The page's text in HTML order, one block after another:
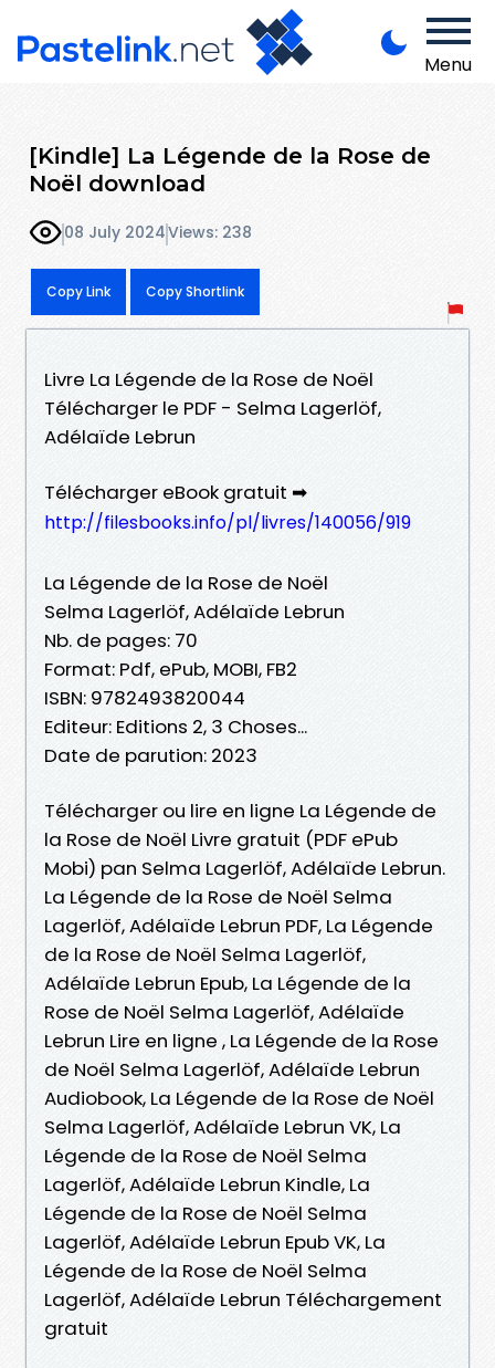
Menu
[Kindle] La Légende de la Rose de
Noël download
08 July 2024Views: 238
Copy Link Copy Shortlink
Livre La Légende de la Rose de Noël
Télécharger le PDF - Selma Lagerlöf,
Adélaïde Lebrun
Télécharger eBook gratuit ➡
http://filesbooks.info/pl/livres/140056/919
La Légende de la Rose de Noël
Selma Lagerlöf, Adélaïde Lebrun
Nb. de pages: 70
Format: Pdf, ePub, MOBI, FB2
ISBN: 9782493820044
Editeur: Editions 2, 3 Choses...
Date de parution: 2023
Télécharger ou lire en ligne La Légende de
la Rose de Noël Livre gratuit (PDF ePub
Mobi) pan Selma Lagerlöf, Adélaïde Lebrun.
La Légende de la Rose de Noël Selma
Lagerlöf, Adélaïde Lebrun PDF, La Légende
de la Rose de Noël Selma Lagerlöf,
Adélaïde Lebrun Epub, La Légende de la
Rose de Noël Selma Lagerlöf, Adélaïde
Lebrun Lire en ligne , La Légende de la Rose
de Noël Selma Lagerlöf, Adélaïde Lebrun
Audiobook, La Légende de la Rose de Noël
Selma Lagerlöf, Adélaïde Lebrun VK, La
Légende de la Rose de Noël Selma
Lagerlöf, Adélaïde Lebrun Kindle, La
Légende de la Rose de Noël Selma
Lagerlöf, Adélaïde Lebrun Epub VK, La
Légende de la Rose de Noël Selma
Lagerlöf, Adélaïde Lebrun Téléchargement
gratuit